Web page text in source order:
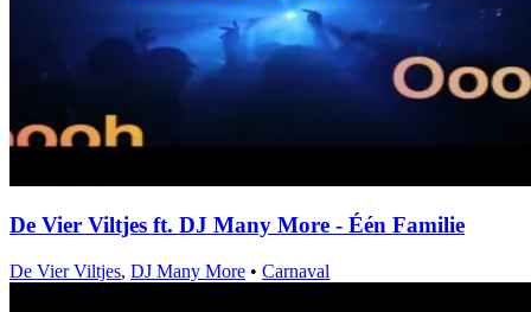
De Vier Viltjes ft. DJ Many More - Één Familie
De Vier Viltjes, DJ Many More • Carnaval